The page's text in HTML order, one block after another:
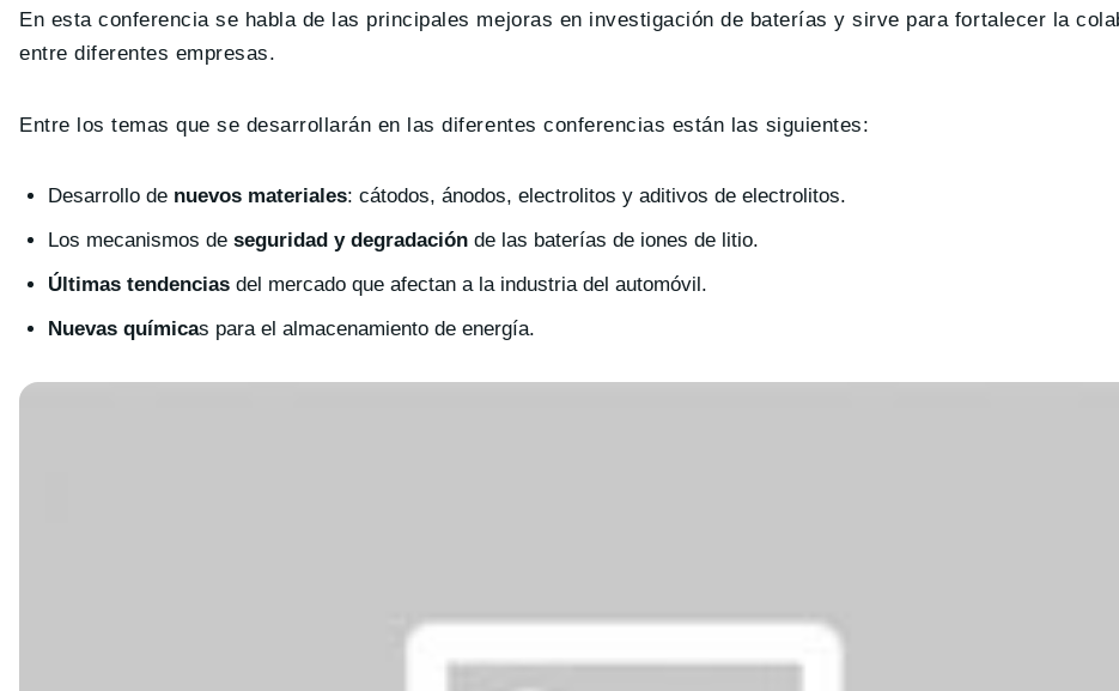
En esta conferencia se habla de las principales mejoras en investigación de baterías y sirve para fortalecer la
entre diferentes empresas.
Entre los temas que se desarrollarán en las diferentes conferencias están las siguientes:
Desarrollo de nuevos materiales: cátodos, ánodos, electrolitos y aditivos de electrolitos.
Los mecanismos de seguridad y degradación de las baterías de iones de litio.
Últimas tendencias del mercado que afectan a la industria del automóvil.
Nuevas químicas para el almacenamiento de energía.